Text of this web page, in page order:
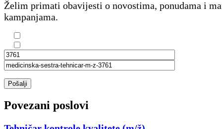
Želim primati obavijesti o novostima, ponudama i
kampanjama.
Pošalji
Povezani poslovi